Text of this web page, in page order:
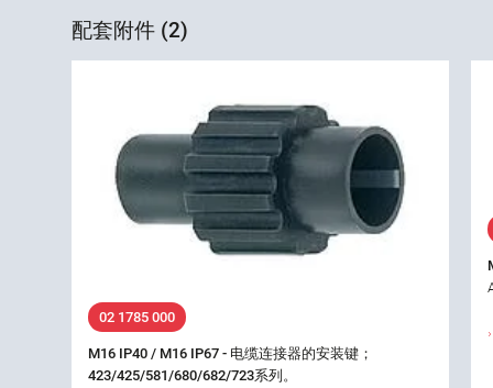
配套附件 (2)
02 1785 000
M16 IP40 / M16 IP67 - 电缆连接器的安装键；
423/425/581/680/682/723系列。